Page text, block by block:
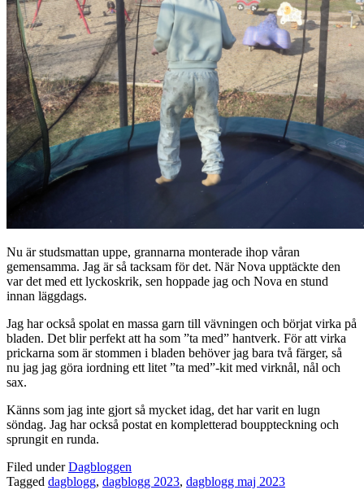
Nu är studsmattan uppe, grannarna monterade ihop våran
gemensamma. Jag är så tacksam för det. När Nova upptäckte den
var det med ett lyckoskrik, sen hoppade jag och Nova en stund
innan läggdags.
Jag har också spolat en massa garn till vävningen och börjat virka på
bladen. Det blir perfekt att ha som ”ta med” hantverk. För att virka
prickarna som är stommen i bladen behöver jag bara två färger, så
nu jag jag göra iordning ett litet ”ta med”-kit med virknål, nål och
sax.
Känns som jag inte gjort så mycket idag, det har varit en lugn
söndag. Jag har också postat en kompletterad bouppteckning och
sprungit en runda.
Filed underDagbloggen
Tagged dagblogg, dagblogg 2023, dagblogg maj 2023